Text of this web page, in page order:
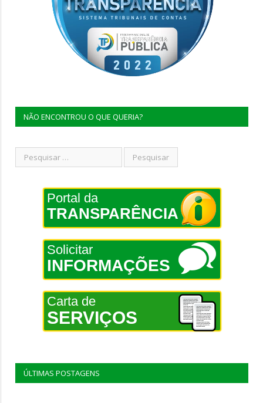
NÃO ENCONTROU O QUE QUERIA?
Portal da
TRANSPARÊNCIA
Solicitar
INFORMAÇÕES
Carta de
SERVIÇOS
ÚLTIMAS POSTAGENS